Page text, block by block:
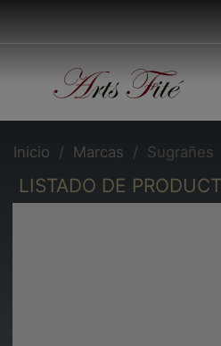
Inicio Marcas Sugrañes
LISTADO DE